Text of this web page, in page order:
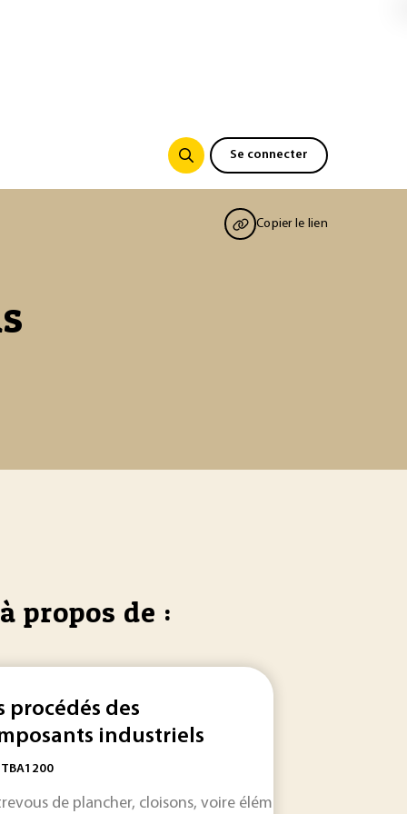
Se connecter
Copier le lien
propos de :
automatisation à outrance desprocédés
procédés des
industriels
TBA1200
de plancher, cloisons, voire éléments porteurs).